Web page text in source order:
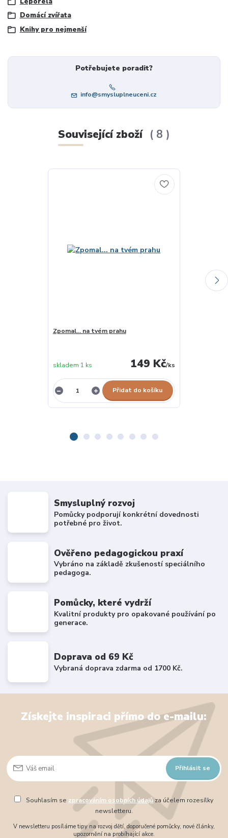
Domácí zvířata
Knihy pro nejmenší
Potřebujete poradit?
info@smysluplneuceni.cz
Související zboží 8
Zpomal... na tvém prahu
149 Kč/ks
skladem 1 ks
Přidat do košíku
Smysluplný rozvoj
Pomůcky podporují konkrétní dovednosti
potřebné pro život.
Ověřeno pedagogickou praxí
Vybráno na základě zkušeností speciálního
pedagoga.
Pomůcky, které vydrží
Kvalitní produkty pro opakované používání po
generace.
Doprava od 69 Kč
Vybraná doprava zdarma od 1700 Kč.
Získejte inspiraci přímo do e-mailu:
Přihlásit se
Souhlasím se zpracováním osobních údajůza účelem rozesílky
newsletteru.
V newsletteru posíláme tipy na rozvoj dětí, doporučené pomůcky, nové články,
upozornění na probíhající akce.